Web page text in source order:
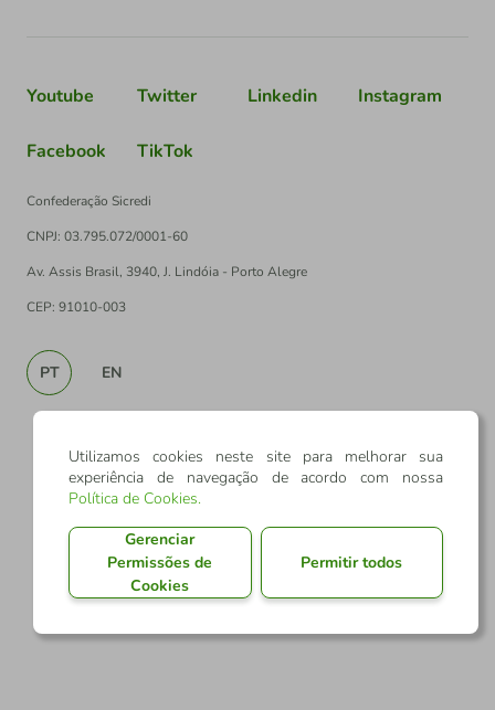
Youtube Twitter Linkedin Instagram
Facebook TikTok
Confederação Sicredi
CNPJ: 03.795.072/0001-60
Av. Assis Brasil, 3940, J. Lindóia - Porto Alegre
CEP: 91010-003
PT EN
Utilizamos cookies neste site para melhorar sua
experiência de navegação de acordo com nossa
Política de Cookies.
Gerenciar
Permissões de
Cookies
Permitir todos